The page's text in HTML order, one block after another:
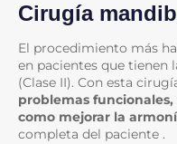
Cirugía
El procedimiento más
en pacientes que tienen
(Clase II). Con esta
problemas
como mejorar la
completa del paciente .